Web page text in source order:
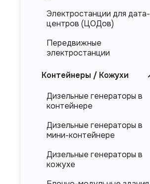
Представленные в каталоге
магистральных электросетей.
Компания "Торговый Дом
Наши
Быстрый подбор по
до 100 кВт:
кВт
Электростанции для дата-
центров (ЦОДов)
Передвижные
электростанции
Контейнеры / Кожухи
Дизельные генераторы в
контейнере
Дизельные генераторы в
мини-контейнере
Дизельные генераторы в
кожухе